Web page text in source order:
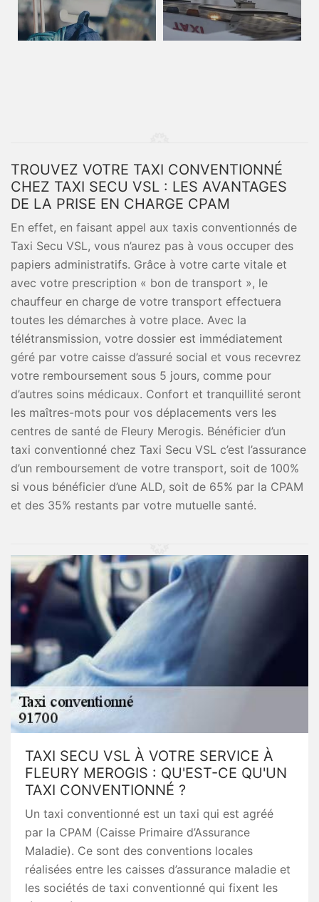
TROUVEZ VOTRE TAXI CONVENTIONNÉ
CHEZ TAXI SECU VSL : LES AVANTAGES
DE LA PRISE EN CHARGE CPAM
En effet, en faisant appel aux taxis conventionnés de
Taxi Secu VSL, vous n’aurez pas à vous occuper des
papiers administratifs. Grâce à votre carte vitale et
avec votre prescription « bon de transport », le
chauffeur en charge de votre transport effectuera
toutes les démarches à votre place. Avec la
télétransmission, votre dossier est immédiatement
géré par votre caisse d’assuré social et vous recevrez
votre remboursement sous 5 jours, comme pour
d’autres soins médicaux. Confort et tranquillité seront
les maîtres-mots pour vos déplacements vers les
centres de santé de Fleury Merogis. Bénéficier d’un
taxi conventionné chez Taxi Secu VSL c’est l’assurance
d’un remboursement de votre transport, soit de 100%
si vous bénéficier d’une ALD, soit de 65% par la CPAM
et des 35% restants par votre mutuelle santé.
TAXI SECU VSL À VOTRE SERVICE À
FLEURY MEROGIS : QU'EST-CE QU'UN
TAXI CONVENTIONNÉ ?
Un taxi conventionné est un taxi qui est agréé
par la CPAM (Caisse Primaire d’Assurance
Maladie). Ce sont des conventions locales
réalisées entre les caisses d’assurance maladie et
les sociétés de taxi conventionné qui fixent les